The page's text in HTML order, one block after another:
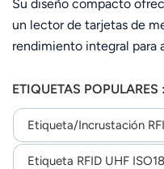
Su diseño compacto
un lector de tarjetas de
rendimiento integral para
gestión de bibliotecas y
ETIQUETAS POPULARES :
Etiqueta/incrustación
Etiqueta RFID UHF